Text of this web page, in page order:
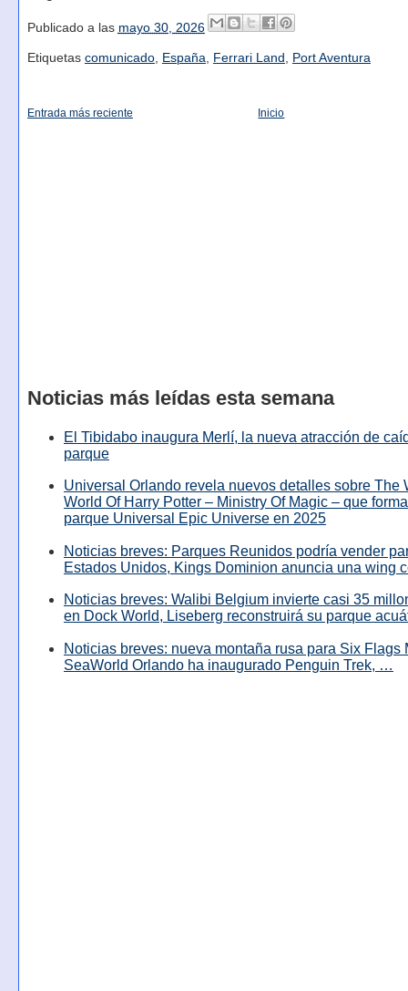
Publicado a las mayo 30, 2026
Etiquetas comunicado, España Ferrari Land Port Aventura
Entrada más reciente Inicio
Noticias más leídas esta semana
El Tibidabo inaugura Merlí, la nueva atracción de
parque
Universal Orlando revela nuevos detalles sobre The
World Of Harry Potter – Ministry Of Magic – que
parque Universal Epic Universe en 2025
Noticias breves: Parques Reunidos podría vender
Estados Unidos, Kings Dominion anuncia una wing
Noticias breves: Walibi Belgium invierte casi 35
en Dock World, Liseberg reconstruirá su parque
Noticias breves: nueva montaña rusa para Six Flags
SeaWorld Orlando ha inaugurado Penguin Trek, …